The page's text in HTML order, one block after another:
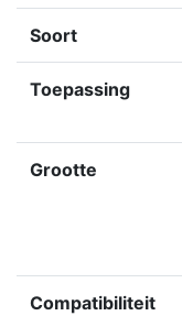
Soort
Toepassing
Grootte
Compatibiliteit